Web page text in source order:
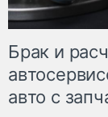
Брак и
авто с